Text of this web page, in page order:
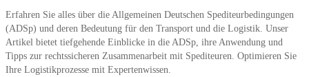
Erfahren Sie alles über die Allgemeinen Deutschen Spediteurbedingungen
(ADSp) und deren Bedeutung für den Transport und die Logistik. Unser
Artikel bietet tiefgehende Einblicke in die ADSp, ihre Anwendung und
Tipps zur rechtssicheren Zusammenarbeit mit Spediteuren. Optimieren Sie
Ihre Logistikprozesse mit Expertenwissen.